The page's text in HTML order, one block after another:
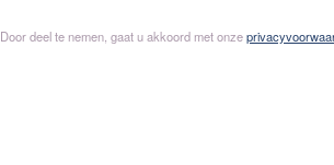
Door deel te nemen, gaat u akkoord met onze